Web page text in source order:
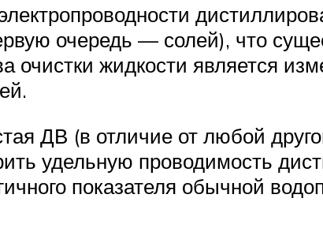
очередь — солей), что
очистки жидкости является
ДВ (в отличие от любой
удельную проводимость
показателя обычной